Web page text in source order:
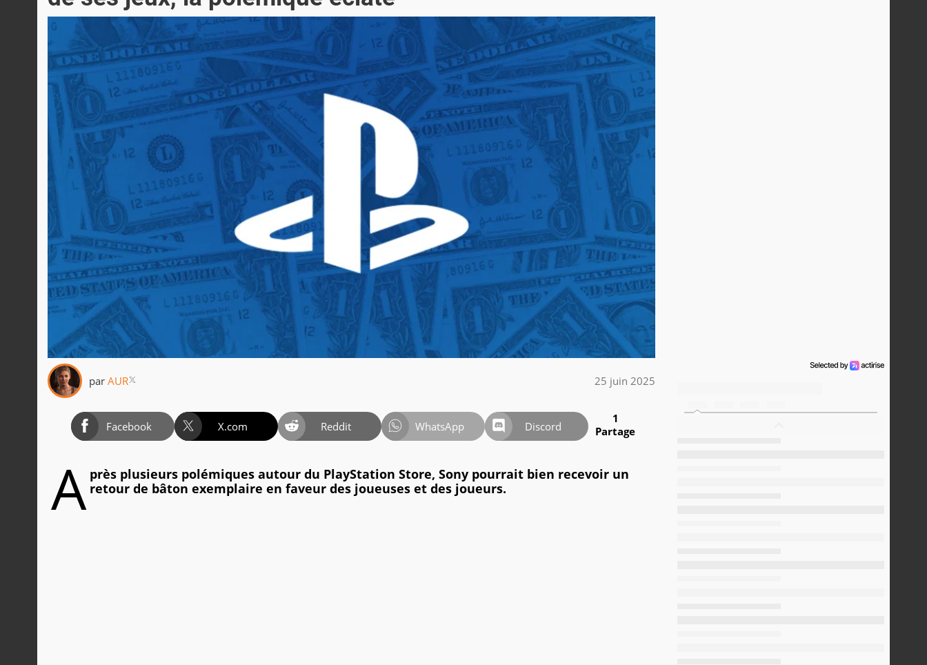
par AUR 25 juin 2025
Facebook X.com Reddit WhatsApp Discord
1
Partage
A près plusieurs polémiques autour du PlayStation Store, Sony pourrait bien recevoir un
retour de bâton exemplaire en faveur des joueuses et des joueurs.